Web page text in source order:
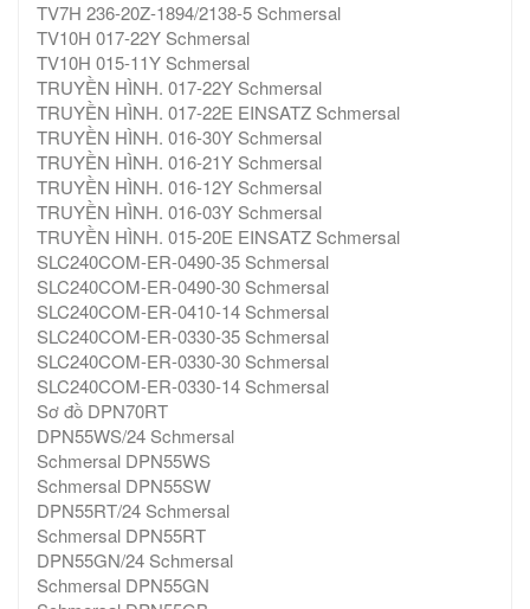
TV7H 236-20Z-1894/2138-5 Schmersal
TV10H 017-22Y Schmersal
TV10H 015-11Y Schmersal
TRUYỀN HÌNH. 017-22Y Schmersal
TRUYỀN HÌNH. 017-22E EINSATZ Schmersal
TRUYỀN HÌNH. 016-30Y Schmersal
TRUYỀN HÌNH. 016-21Y Schmersal
TRUYỀN HÌNH. 016-12Y Schmersal
TRUYỀN HÌNH. 016-03Y Schmersal
TRUYỀN HÌNH. 015-20E EINSATZ Schmersal
SLC240COM-ER-0490-35 Schmersal
SLC240COM-ER-0490-30 Schmersal
SLC240COM-ER-0410-14 Schmersal
SLC240COM-ER-0330-35 Schmersal
SLC240COM-ER-0330-30 Schmersal
SLC240COM-ER-0330-14 Schmersal
Sơ đồ DPN70RT
DPN55WS/24 Schmersal
Schmersal DPN55WS
Schmersal DPN55SW
DPN55RT/24 Schmersal
Schmersal DPN55RT
DPN55GN/24 Schmersal
Schmersal DPN55GN